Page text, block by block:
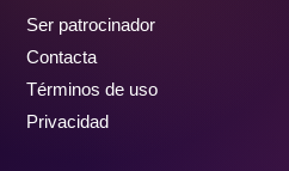
Ser patrocinador
Contacta
Términos de uso
Privacidad